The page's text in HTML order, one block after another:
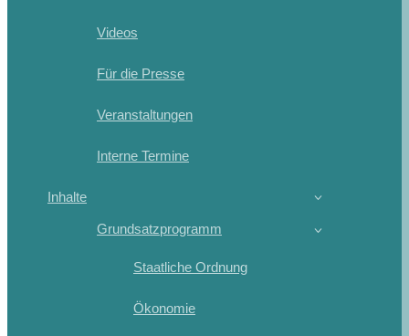
Videos
Für die Presse
Veranstaltungen
Interne Termine
Inhalte
Grundsatzprogramm
Staatliche Ordnung
Ökonomie